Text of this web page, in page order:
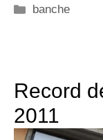
Categorie
banche
Record
2011